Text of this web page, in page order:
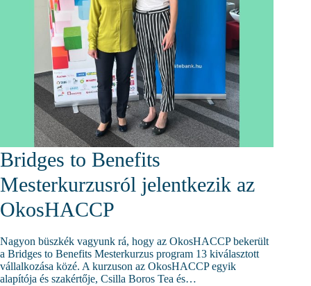
Bridges to Benefits
Mesterkurzusról jelentkezik az
OkosHACCP
Nagyon büszkék vagyunk rá, hogy az OkosHACCP bekerült
a Bridges to Benefits Mesterkurzus program 13 kiválasztott
vállalkozása közé. A kurzuson az OkosHACCP egyik
alapítója és szakértője, Csilla Boros Tea és…